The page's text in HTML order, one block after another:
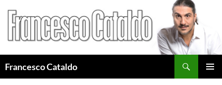
Francesco Cataldo